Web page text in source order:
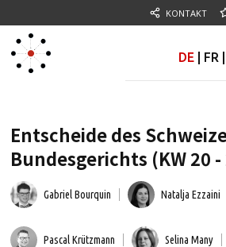
KONTAKT
DE FR
Entscheide des
Bundesgerichts (KW 20 -
Gabriel Bourquin Natalja Ezzaini
Pascal Krützmann Selina Many